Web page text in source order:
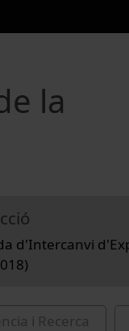
la
d'Intercanvi
i Recerca